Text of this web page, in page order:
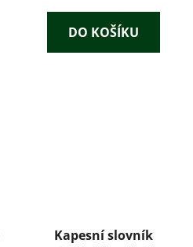
DO KOŠÍKU
Kapesní slovník